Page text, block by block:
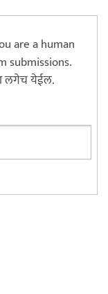
are a human
submissions.
लगेच येईल.